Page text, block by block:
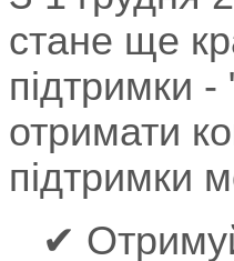
стане ще
підтримки
отримати
підтримки
✔